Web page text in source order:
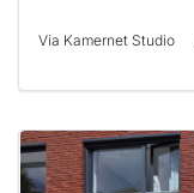
Via Kamernet Studio
Deze woning
is